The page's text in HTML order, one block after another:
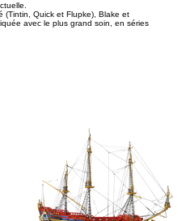
(Tintin, Quick et Flupke), Blake et
avec le plus grand soin, en séries